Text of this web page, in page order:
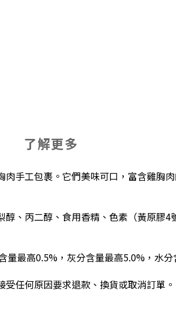
了解更多
手工包裹。它們美味可口，富含雞胸
、丙二醇、食用香精、色素（黃原膠4
最高0.5%，灰分含量最高5.0%，水分
任何原因要求退款、換貨或取消訂單。